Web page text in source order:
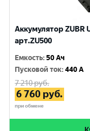
Аккумулятор ZUBR
арт.ZU500
Емкость:50 Ач
Пусковой ток:440 A
7 210руб.
6 760 руб.
при обмене